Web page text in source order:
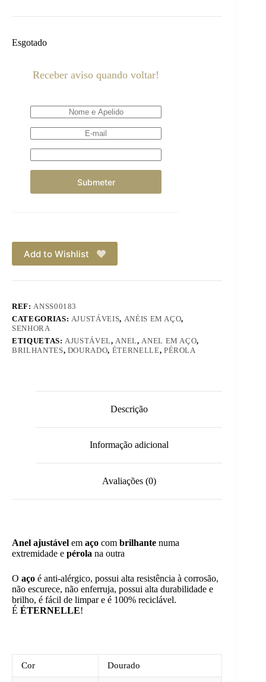
Esgotado
Receber aviso quando voltar!
Add to Wishlist
REF:ANSS00183
CATEGORIAS: AJUSTÁVEIS, ANÉIS EM AÇO,
SENHORA
ETIQUETAS:AJUSTÁVEL,ANEL,ANEL EM AÇO,
BRILHANTES, DOURADO, ÉTERNELLE, PÉROLA
Descrição
Informação adicional
Avaliações (0)
Anel ajustável em aço com brilhante numa
extremidade e pérola na outra
O aço é anti-alérgico, possui alta resistência à corrosão,
não escurece, não enferruja, possui alta durabilidade e
brilho, é fácil de limpar e é 100% reciclável.
É ÉTERNELLE!
Cor Dourado